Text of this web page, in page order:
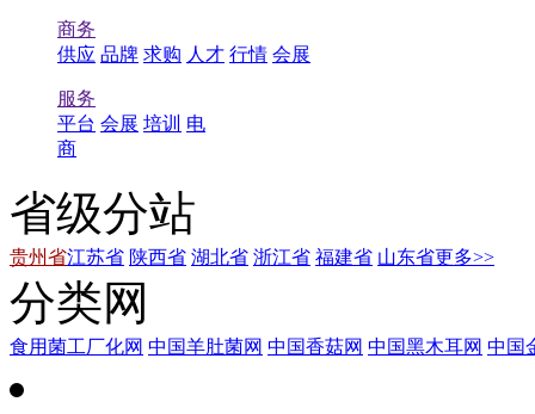
商务
供应 品牌 求购 人才 行情 会展
服务
平台 会展 培训 电
商
省级分站
贵州省江苏省 陕西省 湖北省 浙江省 福建省 山东省更多>>
分类网
食用菌工厂化网 中国羊肚菌网 中国香菇网 中国黑木耳网 中国